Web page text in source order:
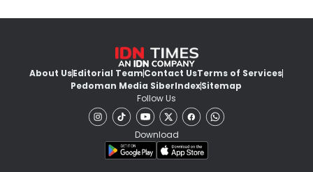
About UsEditorial TeamContact UsTerms of Services
Pedoman Media SiberIndexSitemap
Follow Us
Download